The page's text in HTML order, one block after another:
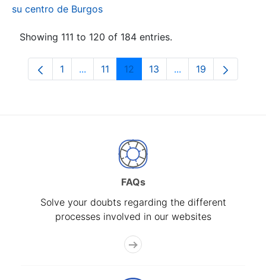
su centro de Burgos
Showing 111 to 120 of 184 entries.
Page
1 ...Intermediate Pages Use TAB to navigate.
Page
11 Page
12 Page
13 ...Intermediate
Page
19
FAQs
Solve your doubts regarding the different
processes involved in our websites